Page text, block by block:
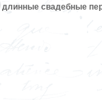
длинные свадебные